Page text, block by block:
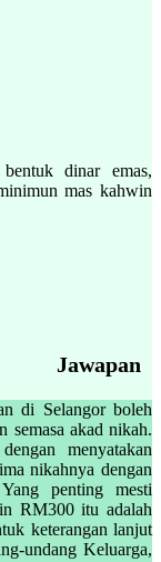
dinar emas,
mas kahwin
Jawapan
di Selangor boleh
semasa akad nikah.
menyatakan
nikahnya dengan
penting mesti
RM300 itu adalah
keterangan lanjut
undang Keluarga,